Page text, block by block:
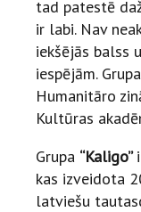
tad patestē
ir labi. Nav
iekšējās balss
iespējām.
Humanitāro
Kultūras
Grupa “Kaligo”
kas izveidota
latviešu